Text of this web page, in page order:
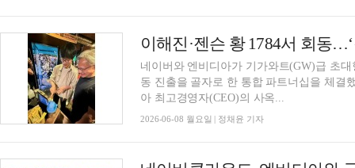
이해진·젠슨 황 1784서 회동
네이버와 엔비디아가 기가와트(GW)급 초
동 진출을 골자로 한 통합 파트너십을 체결
아 최고경영자(CEO)의 사옥...
2026-06-08 월요일 | 정채윤 기자